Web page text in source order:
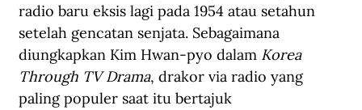
radio baru eksis lagi pada 1954 atau setahun
setelah gencatan senjata. Sebagaimana
diungkapkan Kim Hwan-pyo dalam Korea
Through TV Drama, drakor via radio yang
paling populer saat itu bertajuk